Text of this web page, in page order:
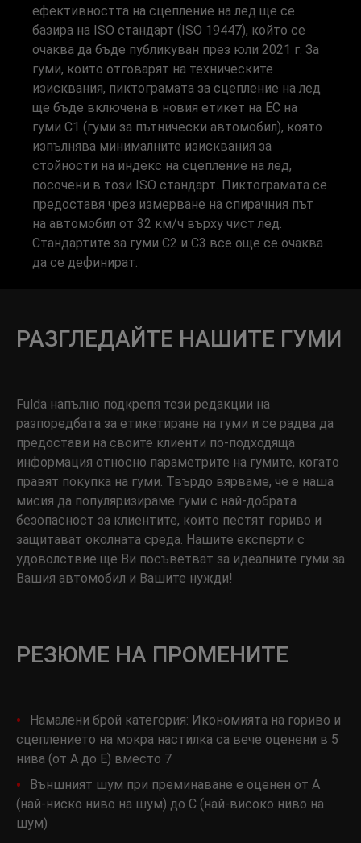
ефективността на сцепление на лед ще се
базира на ISO стандарт (ISO 19447), който се
очаква да бъде публикуван през юли 2021 г. За
гуми, които отговарят на техническите
изисквания, пиктограмата за сцепление на лед
ще бъде включена в новия етикет на ЕС на
гуми C1 (гуми за пътнически автомобил), която
изпълнява минималните изисквания за
стойности на индекс на сцепление на лед,
посочени в този ISO стандарт. Пиктограмата се
предоставя чрез измерване на спирачния път
на автомобил от 32 км/ч върху чист лед.
Стандартите за гуми C2 и C3 все още се очаква
да се дефинират.
РАЗГЛЕДАЙТЕ НАШИТЕ ГУМИ
Fulda напълно подкрепя тези редакции на
разпоредбата за етикетиране на гуми и се радва да
предостави на своите клиенти по-подходяща
информация относно параметрите на гумите, когато
правят покупка на гуми. Твърдо вярваме, че е наша
мисия да популяризираме гуми с най-добрата
безопасност за клиентите, които пестят гориво и
защитават околната среда. Нашите експерти с
удоволствие ще Ви посъветват за идеалните гуми за
Вашия автомобил и Вашите нужди!
РЕЗЮМЕ НА ПРОМЕНИТЕ
Намалени брой категория: Икономията на гориво и
сцеплението на мокра настилка са вече оценени в 5
нива (от A до E) вместо 7
Външният шум при преминаване е оценен от A
(най-ниско ниво на шум) до C (най-високо ниво на
шум)